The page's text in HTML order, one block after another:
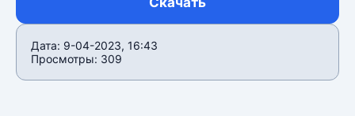
Дата: 9-04-2023, 16:43
Просмотры: 309